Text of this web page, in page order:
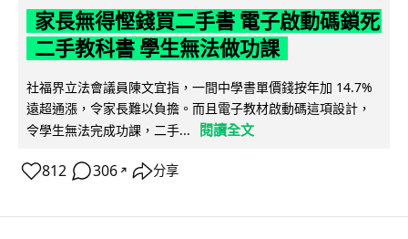
家長無得慳錢買二手書 電子啟動碼鎖死
二手教科書 學生無法做功課
社福界立法會議員陳文宜指，一間中學書單價錢按年加 14.7%
遠超通漲，令家長難以負擔。而且電子教材啟動碼這項設計，
令學生無法完成功課，二手...
閱讀全文
812 306 ↗ 分享